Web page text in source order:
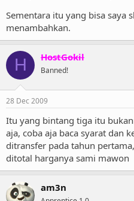
Sementara itu yang bisa saya
menambahkan.
H HostGokil
Banned!
28 Dec 2009
Itu yang bintang tiga itu
aja, coba aja baca syarat dan
ditransfer pada tahun
ditotal harganya sami mawon
am3n